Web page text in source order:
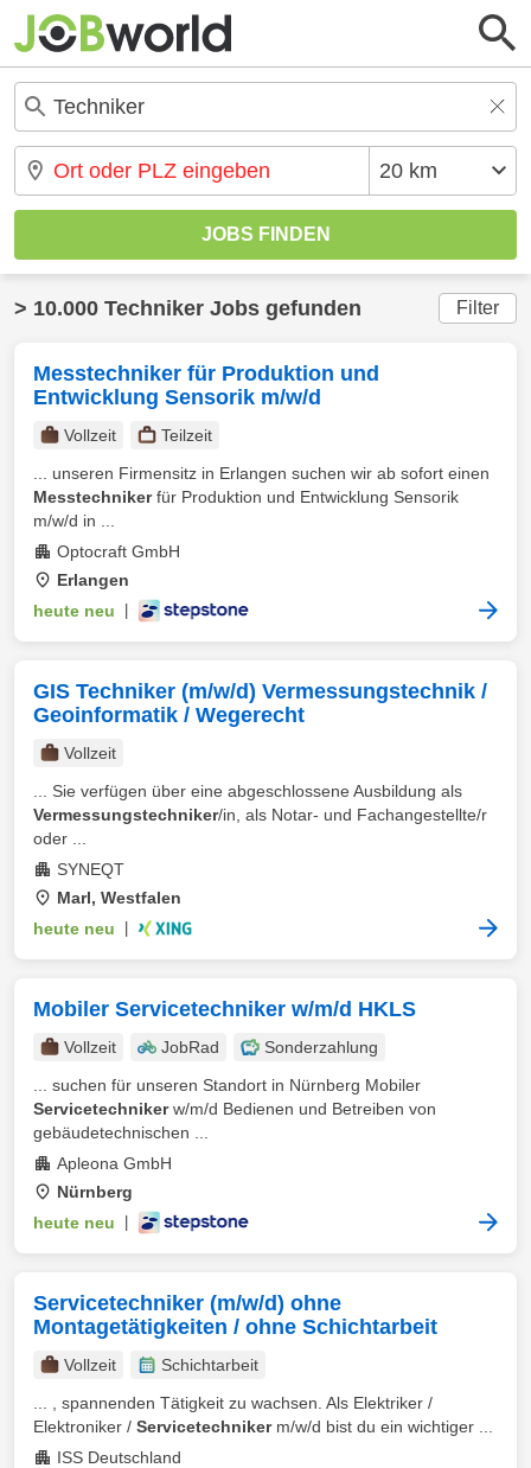
> 10.000 Techniker Jobs gefunden Filter
Messtechniker für Produktion und
Entwicklung Sensorik m/w/d
Vollzeit
Teilzeit
... unseren Firmensitz in Erlangen suchen wir ab sofort einen
Messtechnikerfür Produktion und Entwicklung Sensorik
m/w/d in ...
Optocraft GmbH
Erlangen
heute neu
GIS Techniker (m/w/d) Vermessungstechnik /
Geoinformatik / Wegerecht
Vollzeit
... Sie verfügen über eine abgeschlossene Ausbildung als
Vermessungstechniker/in, als Notar- und Fachangestellte/r
oder ...
SYNEQT
Marl, Westfalen
heute neu
Mobiler Servicetechniker w/m/d HKLS
Vollzeit JobRad
Sonderzahlung
... suchen für unseren Standort in Nürnberg Mobiler
Servicetechnikerw/m/d Bedienen und Betreiben von
gebäudetechnischen ...
Apleona GmbH
Nürnberg
heute neu
Servicetechniker (m/w/d) ohne
Montagetätigkeiten / ohne Schichtarbeit
Vollzeit
Schichtarbeit
... , spannenden Tätigkeit zu wachsen. Als Elektriker /
Elektroniker / Servicetechnikerm/w/d bist du ein wichtiger ...
ISS Deutschland